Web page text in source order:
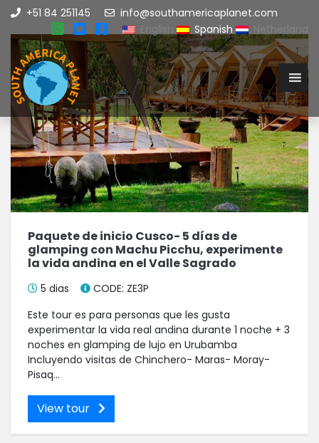
+51 84 251145
info@southamericaplanet.com
Spanish
Paquete de inicio Cusco- 5 días de
glamping con Machu Picchu, experimente
la vida andina en el Valle Sagrado
5 dias
CODE: ZE3P
Este tour es para personas que les gusta
experimentar la vida real andina durante 1 noche + 3
noches en glamping de lujo en Urubamba
Incluyendo visitas de Chinchero- Maras- Moray-
Pisaq...
View tour